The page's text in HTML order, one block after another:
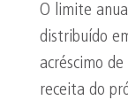
O limite
distribuído
acréscimo
receita do